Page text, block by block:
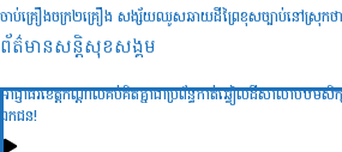
ចាប់គ្រឿងចក្រ២គ្រឿង សង្ស័យឈូសឆាយដីព្រៃខុសច្បាប់នៅស្រុកថា
ព័ត៌មានសន្តិសុខ​សង្គម
អាជ្ញាធរខេត្តកណ្តាលគប់គិតគ្នាជាប្រព័ន្ធកាត់ឆ្វៀលដីសាលាបឋម
ឯកជន!